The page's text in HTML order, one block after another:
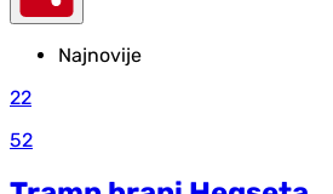
Najnovije
22
52